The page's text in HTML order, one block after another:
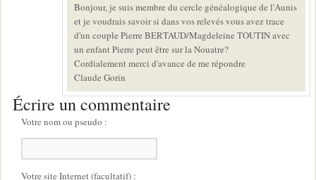
Bonjour, je suis membre du cercle généalogique de l'Aunis
et je voudrais savoir si dans vos relevés vous avez trace
d'un couple Pierre BERTAUD/Magdeleine TOUTIN avec
un enfant Pierre peut être sur la Nouatre?
Cordialement merci d'avance de me répondre
Claude Gorin
Écrire un commentaire
Votre nom ou pseudo :
Votre site Internet (facultatif) :